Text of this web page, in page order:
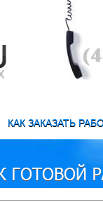
КАК ЗАКАЗАТЬ